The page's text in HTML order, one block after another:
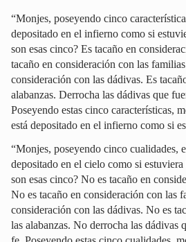
“Monjes, poseyendo cinco
depositado en el infierno como si
son esas cinco? Es tacaño en
tacaño en consideración con las
consideración con las dádivas. Es
alabanzas. Derrocha las dádivas que
Poseyendo estas cinco características,
está depositado en el infierno como si
“Monjes, poseyendo cinco cualidades,
depositado en el cielo como si
son esas cinco? No es tacaño en
No es tacaño en consideración con las
consideración con las dádivas. No es
las alabanzas. No derrocha las dádivas